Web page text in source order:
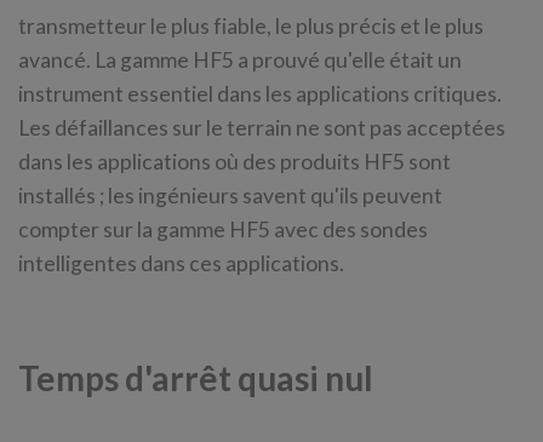
transmetteur le plus fiable, le plus précis et le plus
avancé. La gamme HF5 a prouvé qu'elle était un
instrument essentiel dans les applications critiques.
Les défaillances sur le terrain ne sont pas acceptées
dans les applications où des produits HF5 sont
installés ; les ingénieurs savent qu'ils peuvent
compter sur la gamme HF5 avec des sondes
intelligentes dans ces applications.
Temps d'arrêt quasi nul